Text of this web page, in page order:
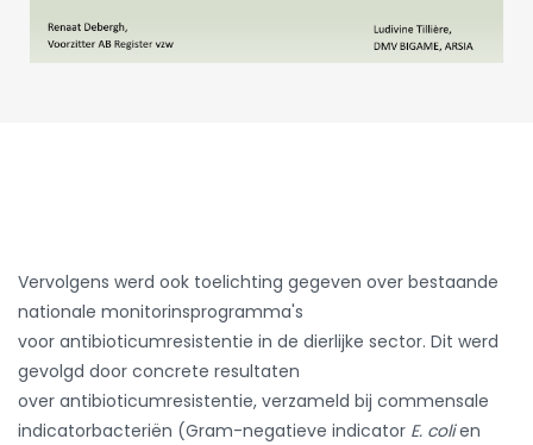
Vervolgens werd ook toelichting gegeven over bestaande
nationale monitorinsprogramma's
voor antibioticumresistentie in de dierlijke sector. Dit werd
gevolgd door concrete resultaten
over antibioticumresistentie, verzameld bij commensale
indicatorbacteriën (Gram-negatieve indicator E. colien